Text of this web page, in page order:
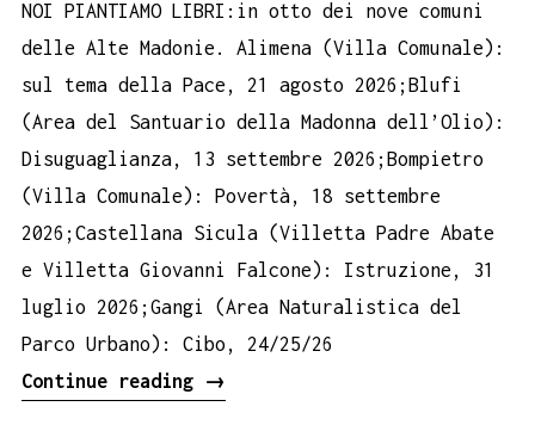
NOI PIANTIAMO LIBRI:in otto dei nove comuni
delle Alte Madonie. Alimena (Villa Comunale):
sul tema della Pace, 21 agosto 2026;Blufi
(Area del Santuario della Madonna dell’Olio):
Disuguaglianza, 13 settembre 2026;Bompietro
(Villa Comunale): Povertà, 18 settembre
2026;Castellana Sicula (Villetta Padre Abate
e Villetta Giovanni Falcone): Istruzione, 31
luglio 2026;Gangi (Area Naturalistica del
Parco Urbano): Cibo, 24/25/26
Continue reading
PATTO
→